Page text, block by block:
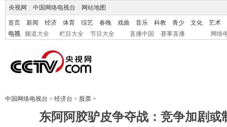
央视网 中国网络电视台 网站地图
首页 新闻 经济 体育 综艺 春晚 戏曲 音乐 科教 青少 文化
艺术
电视
频道大全 栏目大全 节目大全 直播中国 赛事直播 网络
中国网络电视台 > 经济台 > 股票 >
东阿阿胶驴皮争夺战：竞争加剧或